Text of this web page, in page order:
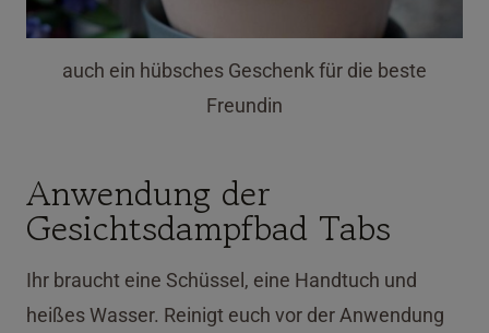
auch ein hübsches Geschenk für die beste
Freundin
Anwendung der
Gesichtsdampfbad Tabs
Ihr braucht eine Schüssel, eine Handtuch und
heißes Wasser. Reinigt euch vor der Anwendung